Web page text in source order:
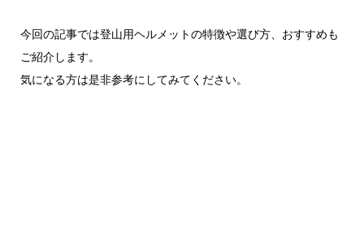
今回の記事では登山用ヘルメットの特徴や選び方、おすすめも
ご紹介します。
気になる方は是非参考にしてみてください。